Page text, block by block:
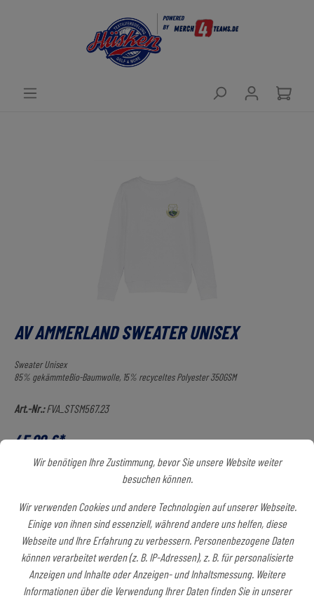
POWERED
BY
AV AMMERLAND SWEATER UNISEX
Sweater Unisex
85% gekämmteBio-Baumwolle, 15% recyceltes Polyester 350GSM
Art.-Nr.:FVA_STSM567.23
45,00 €*
Preise inkl. MwSt. zzgl. Versandkosten
Farben
grey
Dark Navy black white
Textilien Erwachsene
Wir benötigen Ihre Zustimmung, bevor Sie unsere Website weiter
besuchen können.
Wir verwenden Cookies und andere Technologien auf unserer Webseite.
Einige von ihnen sind essenziell, während andere uns helfen, diese
Webseite und Ihre Erfahrung zu verbessern. Personenbezogene Daten
können verarbeitet werden (z. B. IP-Adressen), z. B. für personalisierte
Anzeigen und Inhalte oder Anzeigen- und Inhaltsmessung. Weitere
Informationen über die Verwendung Ihrer Daten finden Sie in unserer